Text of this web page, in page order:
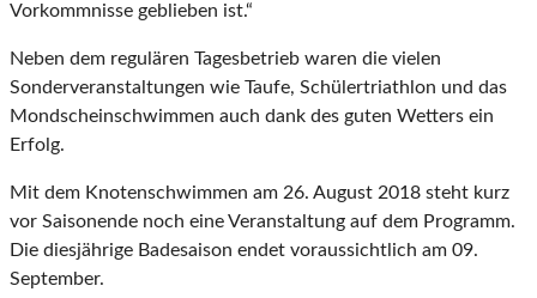
Vorkommnisse geblieben ist.“
Neben dem regulären Tagesbetrieb waren die vielen
Sonderveranstaltungen wie Taufe, Schülertriathlon und das
Mondscheinschwimmen auch dank des guten Wetters ein
Erfolg.
Mit dem Knotenschwimmen am 26. August 2018 steht kurz
vor Saisonende noch eine Veranstaltung auf dem Programm.
Die diesjährige Badesaison endet voraussichtlich am 09.
September.